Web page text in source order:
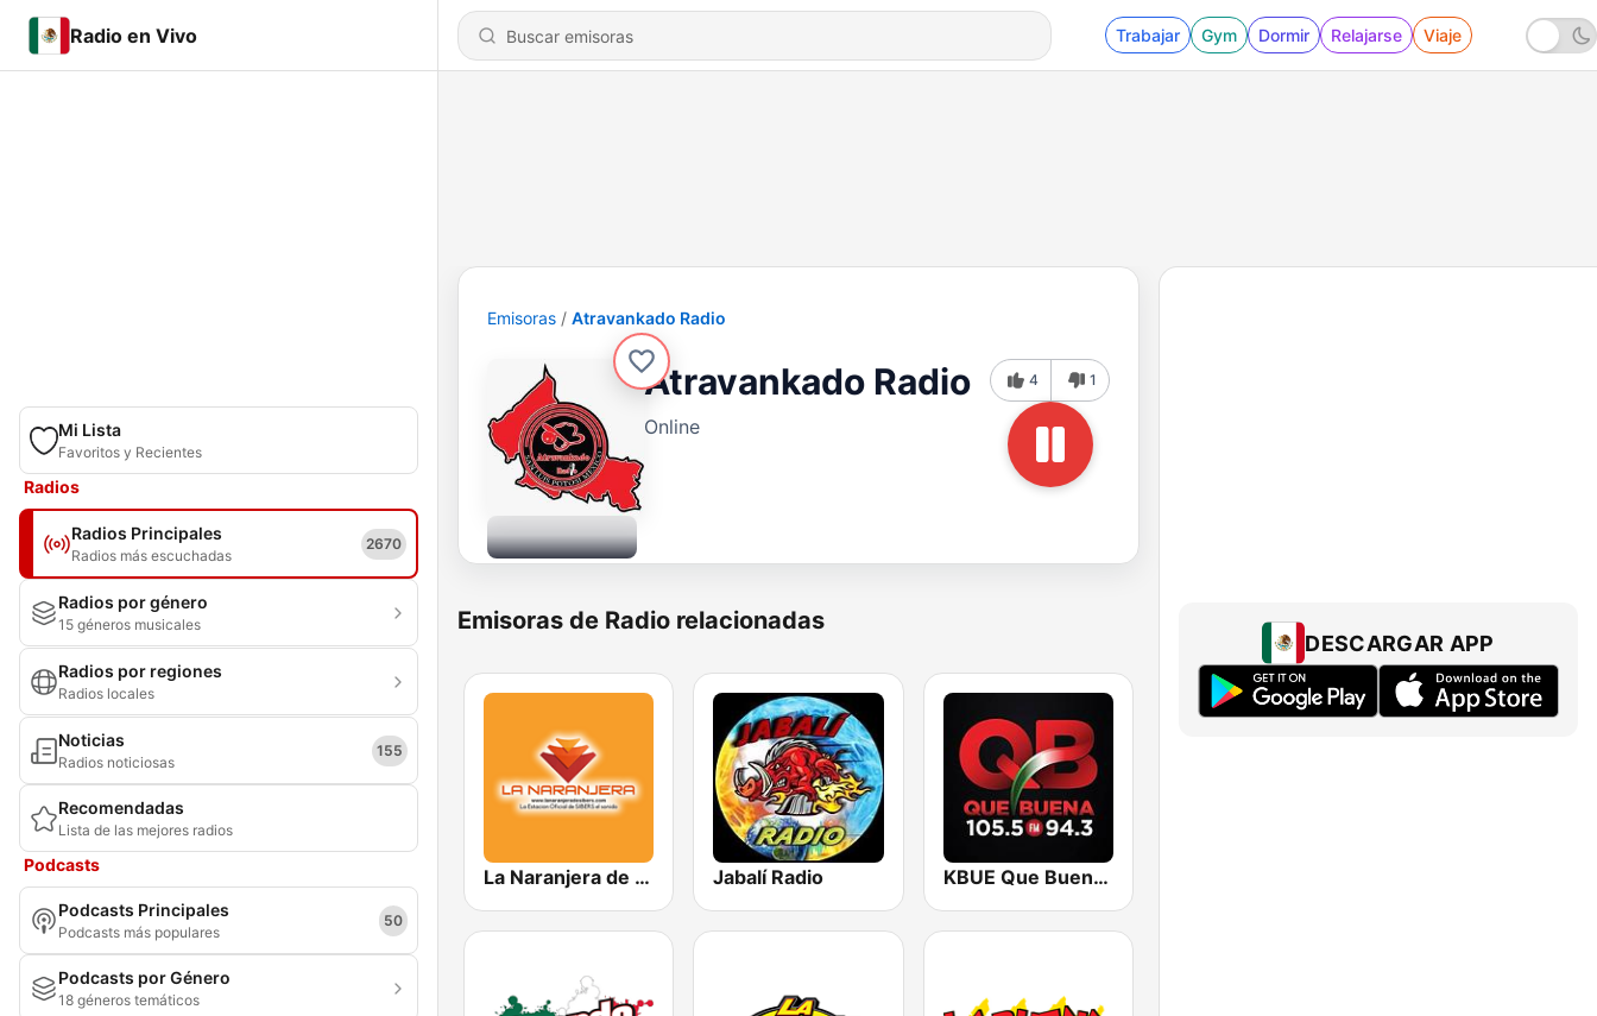
Radio en Vivo Trabajar Gym Dormir Relajarse Viaje
Mi Lista
Favoritos y Recientes
Radios
Radios Principales
Radios más escuchadas
2670
Radios por género
15 géneros musicales
Radios por regiones
Radios locales
Noticias
Radios noticiosas
155
Recomendadas
Lista de las mejores radios
Podcasts
Podcasts Principales
Podcasts más populares
50
Podcasts por Género
18 géneros temáticos
Emisoras Atravankado Radio
Atravankado Radio
Online
4 1
Emisoras de Radio relacionadas
La Naranjera de Sibers Jabalí Radio KBUE Que Buena 105.5 / 94.3 FM (US Only)
DESCARGAR APP